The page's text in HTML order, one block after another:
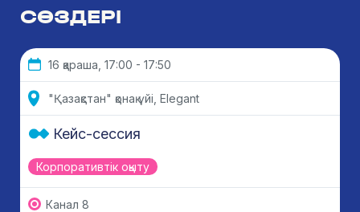
СӨЗДЕРІ
16 қараша, 17:00 - 17:50
"Қазақстан" қонақ үйі, Elegant
Корпоративтік оқыту
Кейс-сессия
Канал 8